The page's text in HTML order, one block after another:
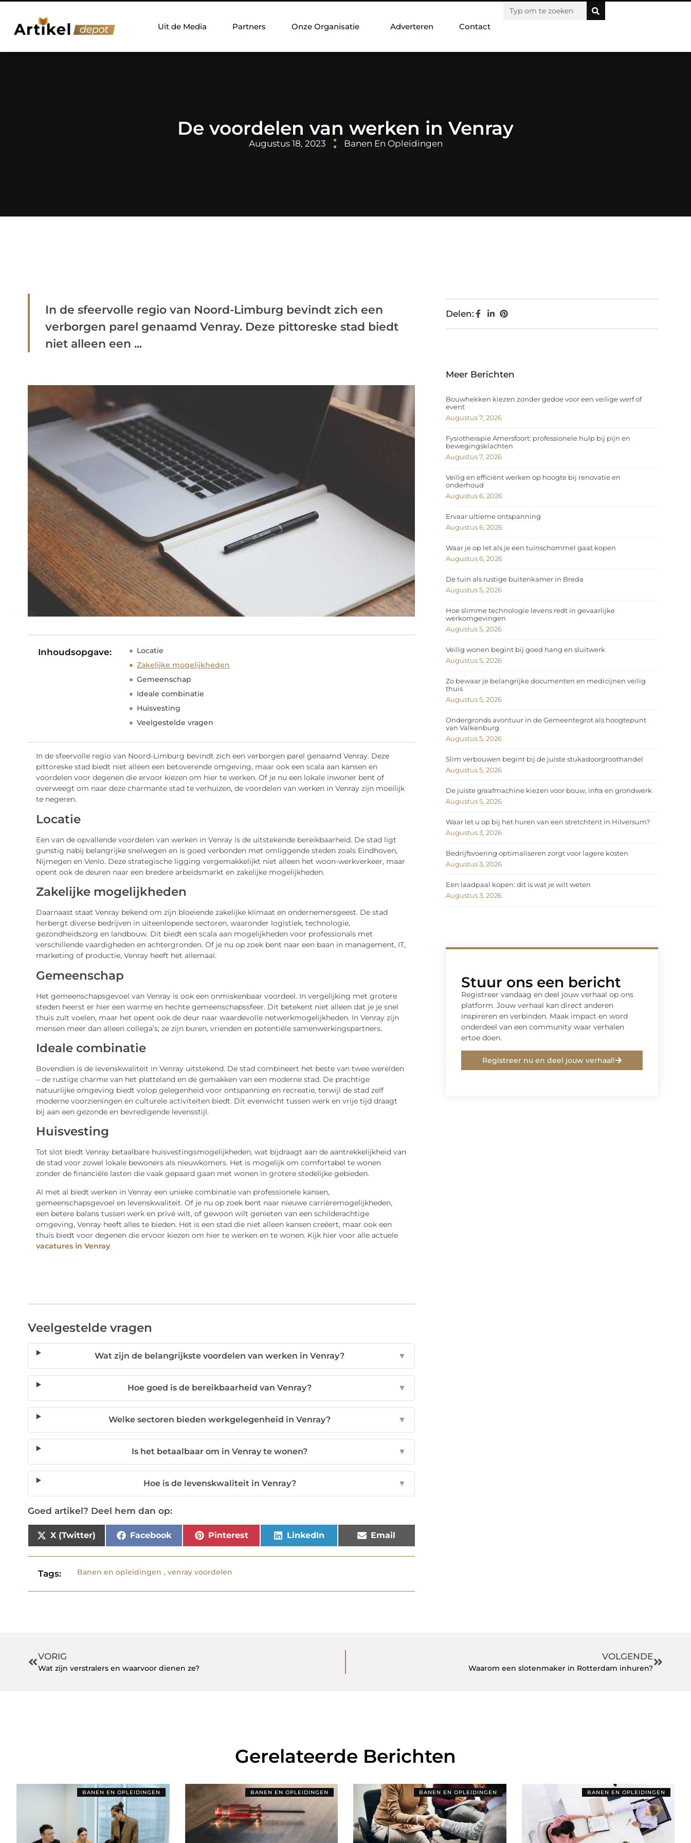
Uit de Media Partners Onze Organisatie Adverteren Contact
De voordelen van werken in Venray
Augustus 18, 2023 Banen En Opleidingen
In de sfeervolle regio van Noord-Limburg bevindt zich een
verborgen parel genaamd Venray. Deze pittoreske stad biedt
niet alleen een ...
Inhoudsopgave:
Locatie
Zakelijke mogelijkheden
Gemeenschap
Ideale combinatie
Huisvesting
Veelgestelde vragen
In de sfeervolle regio van Noord-Limburg bevindt zich een verborgen parel genaamd Venray. Deze
pittoreske stad biedt niet alleen een betoverende omgeving, maar ook een scala aan kansen en
voordelen voor degenen die ervoor kiezen om hier te werken. Of je nu een lokale inwoner bent of
overweegt om naar deze charmante stad te verhuizen, de voordelen van werken in Venray zijn moeilijk
te negeren.
Locatie
Een van de opvallende voordelen van werken in Venray is de uitstekende bereikbaarheid. De stad ligt
gunstig nabij belangrijke snelwegen en is goed verbonden met omliggende steden zoals Eindhoven,
Nijmegen en Venlo. Deze strategische ligging vergemakkelijkt niet alleen het woon-werkverkeer, maar
opent ook de deuren naar een bredere arbeidsmarkt en zakelijke mogelijkheden.
Zakelijke mogelijkheden
Daarnaast staat Venray bekend om zijn bloeiende zakelijke klimaat en ondernemersgeest. De stad
herbergt diverse bedrijven in uiteenlopende sectoren, waaronder logistiek, technologie,
gezondheidszorg en landbouw. Dit biedt een scala aan mogelijkheden voor professionals met
verschillende vaardigheden en achtergronden. Of je nu op zoek bent naar een baan in management, IT,
marketing of productie, Venray heeft het allemaal.
Gemeenschap
Het gemeenschapsgevoel van Venray is ook een onmiskenbaar voordeel. In vergelijking met grotere
steden heerst er hier een warme en hechte gemeenschapssfeer. Dit betekent niet alleen dat je je snel
thuis zult voelen, maar het opent ook de deur naar waardevolle netwerkmogelijkheden. In Venray zijn
mensen meer dan alleen collega’s; ze zijn buren, vrienden en potentiële samenwerkingspartners.
Ideale combinatie
Bovendien is de levenskwaliteit in Venray uitstekend. De stad combineert het beste van twee werelden
– de rustige charme van het platteland en de gemakken van een moderne stad. De prachtige
natuurlijke omgeving biedt volop gelegenheid voor ontspanning en recreatie, terwijl de stad zelf
moderne voorzieningen en culturele activiteiten biedt. Dit evenwicht tussen werk en vrije tijd draagt
bij aan een gezonde en bevredigende levensstijl.
Huisvesting
Tot slot biedt Venray betaalbare huisvestingsmogelijkheden, wat bijdraagt aan de aantrekkelijkheid van
de stad voor zowel lokale bewoners als nieuwkomers. Het is mogelijk om comfortabel te wonen
zonder de financiële lasten die vaak gepaard gaan met wonen in grotere stedelijke gebieden.
Al met al biedt werken in Venray een unieke combinatie van professionele kansen,
gemeenschapsgevoel en levenskwaliteit. Of je nu op zoek bent naar nieuwe carrièremogelijkheden,
een betere balans tussen werk en privé wilt, of gewoon wilt genieten van een schilderachtige
omgeving, Venray heeft alles te bieden. Het is een stad die niet alleen kansen creëert, maar ook een
thuis biedt voor degenen die ervoor kiezen om hier te werken en te wonen. Kijk hier voor alle actuele
vacatures in Venray.
Veelgestelde vragen
Wat zijn de belangrijkste voordelen van werken in Venray? ▼
Hoe goed is de bereikbaarheid van Venray? ▼
Welke sectoren bieden werkgelegenheid in Venray? ▼
Is het betaalbaar om in Venray te wonen? ▼
Hoe is de levenskwaliteit in Venray? ▼
Goed artikel? Deel hem dan op:
X (Twitter) Facebook Pinterest LinkedIn Email
Tags: Banen en opleidingen ,venray voordelen
Delen:
Meer Berichten
Bouwhekken kiezen zonder gedoe voor een veilige werf of
event
Augustus 7, 2026
Fysiotherapie Amersfoort: professionele hulp bij pijn en
bewegingsklachten
Augustus 7, 2026
Veilig en efficiënt werken op hoogte bij renovatie en
onderhoud
Augustus 6, 2026
Ervaar ultieme ontspanning
Augustus 6, 2026
Waar je op let als je een tuinschommel gaat kopen
Augustus 6, 2026
De tuin als rustige buitenkamer in Breda
Augustus 5, 2026
Hoe slimme technologie levens redt in gevaarlijke
werkomgevingen
Augustus 5, 2026
Veilig wonen begint bij goed hang en sluitwerk
Augustus 5, 2026
Zo bewaar je belangrijke documenten en medicijnen veilig
thuis
Augustus 5, 2026
Ondergronds avontuur in de Gemeentegrot als hoogtepunt
van Valkenburg
Augustus 5, 2026
Slim verbouwen begint bij de juiste stukadoorgroothandel
Augustus 5, 2026
De juiste graafmachine kiezen voor bouw, infra en grondwerk
Augustus 5, 2026
Waar let u op bij het huren van een stretchtent in Hilversum?
Augustus 3, 2026
Bedrijfsvoering optimaliseren zorgt voor lagere kosten
Augustus 3, 2026
Een laadpaal kopen: dit is wat je wilt weten
Augustus 3, 2026
Stuur ons een bericht
Registreer vandaag en deel jouw verhaal op ons
platform. Jouw verhaal kan direct anderen
inspireren en verbinden. Maak impact en word
onderdeel van een community waar verhalen
ertoe doen.
Registreer nu en deel jouw verhaal!
VORIG
Wat zijn verstralers en waarvoor dienen ze?
VOLGENDE
Waarom een slotenmaker in Rotterdam inhuren?
Gerelateerde Berichten
BANEN EN OPLEIDINGEN BANEN EN OPLEIDINGEN BANEN EN OPLEIDINGEN BANEN EN OPLEIDINGEN